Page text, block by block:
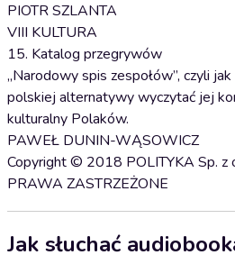
PIOTR SZLANTA
VIII KULTURA
15. Katalog przegrywów
„Narodowy spis zespołów”, czyli
polskiej alternatywy wyczytać jej
kulturalny Polaków.
PAWEŁ DUNIN-WĄSOWICZ
Copyright © 2018 POLITYKA Sp. z
PRAWA ZASTRZEŻONE
Jak słuchać